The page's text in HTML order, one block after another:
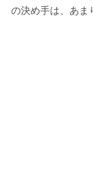
の決め手は、あま